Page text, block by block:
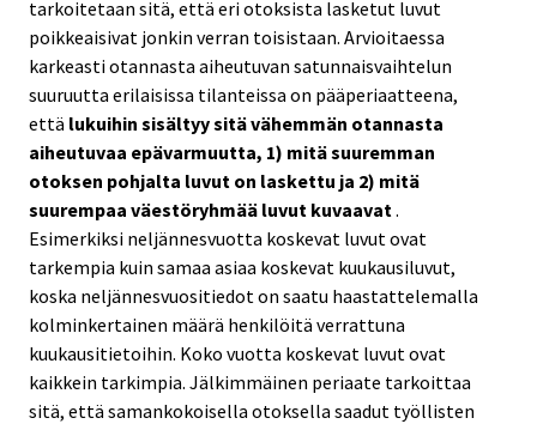
tarkoitetaan sitä, että eri otoksista lasketut luvut
poikkeaisivat jonkin verran toisistaan. Arvioitaessa
karkeasti otannasta aiheutuvan satunnaisvaihtelun
suuruutta erilaisissa tilanteissa on pääperiaatteena,
että lukuihin sisältyy sitä vähemmän otannasta
aiheutuvaa epävarmuutta, 1) mitä suuremman
otoksen pohjalta luvut on laskettu ja 2) mitä
suurempaa väestöryhmää luvut kuvaavat .
Esimerkiksi neljännesvuotta koskevat luvut ovat
tarkempia kuin samaa asiaa koskevat kuukausiluvut,
koska neljännesvuositiedot on saatu haastattelemalla
kolminkertainen määrä henkilöitä verrattuna
kuukausitietoihin. Koko vuotta koskevat luvut ovat
kaikkein tarkimpia. Jälkimmäinen periaate tarkoittaa
sitä, että samankokoisella otoksella saadut työllisten